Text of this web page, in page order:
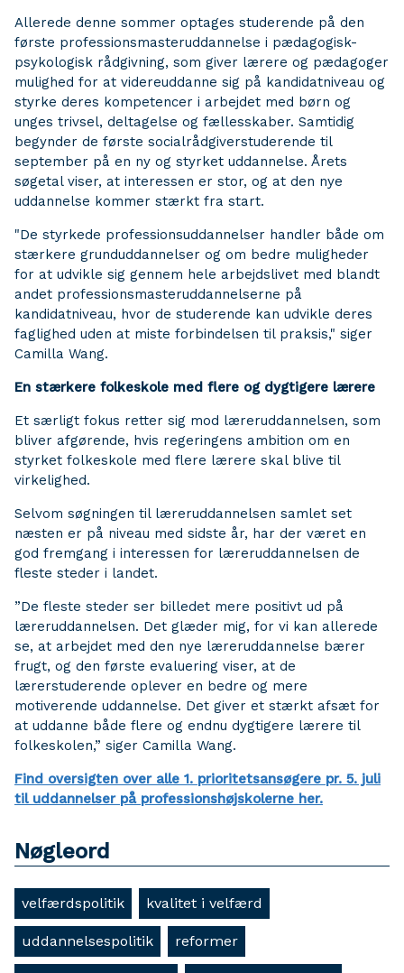
Allerede denne sommer optages studerende på den
første professionsmasteruddannelse i pædagogisk-
psykologisk rådgivning, som giver lærere og pædagoger
mulighed for at videreuddanne sig på kandidatniveau og
styrke deres kompetencer i arbejdet med børn og
unges trivsel, deltagelse og fællesskaber. Samtidig
begynder de første socialrådgiverstuderende til
september på en ny og styrket uddannelse. Årets
søgetal viser, at interessen er stor, og at den nye
uddannelse kommer stærkt fra start.
"De styrkede professionsuddannelser handler både om
stærkere grunduddannelser og om bedre muligheder
for at udvikle sig gennem hele arbejdslivet med blandt
andet professionsmasteruddannelserne på
kandidatniveau, hvor de studerende kan udvikle deres
faglighed uden at miste forbindelsen til praksis," siger
Camilla Wang.
En stærkere folkeskole med flere og dygtigere lærere
Et særligt fokus retter sig mod læreruddannelsen, som
bliver afgørende, hvis regeringens ambition om en
styrket folkeskole med flere lærere skal blive til
virkelighed.
Selvom søgningen til læreruddannelsen samlet set
næsten er på niveau med sidste år, har der været en
god fremgang i interessen for læreruddannelsen de
fleste steder i landet.
”De fleste steder ser billedet mere positivt ud på
læreruddannelsen. Det glæder mig, for vi kan allerede
se, at arbejdet med den nye læreruddannelse bærer
frugt, og den første evaluering viser, at de
lærerstuderende oplever en bedre og mere
motiverende uddannelse. Det giver et stærkt afsæt for
at uddanne både flere og endnu dygtigere lærere til
folkeskolen,” siger Camilla Wang.
Find oversigten over alle 1. prioritetsansøgere pr. 5. juli
til uddannelser på professionshøjskolerne her.
Nøgleord
velfærdspolitik kvalitet i velfærd
uddannelsespolitik reformer